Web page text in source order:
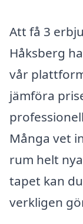
Att få 3
Håksberg
vår
jämföra
Många vet
rum helt
tapet kan
verkligen